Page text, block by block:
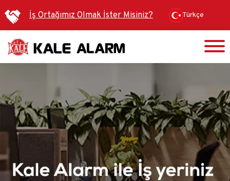
içeriğe
atla
İş Ortağımız Olmak İster Misiniz? Türkçe